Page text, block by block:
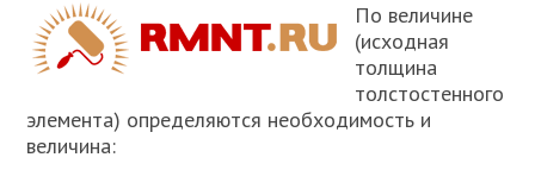
По величине
(исходная
толщина
толстостенного
элемента) определяются необходимость и
величина: